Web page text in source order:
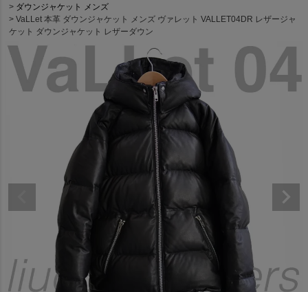
ダウンジャケット メンズ
VaLLet 本革 ダウンジャケット メンズ ヴァレット VALLET04DR レザージャ
ケット ダウンジャケット レザーダウン